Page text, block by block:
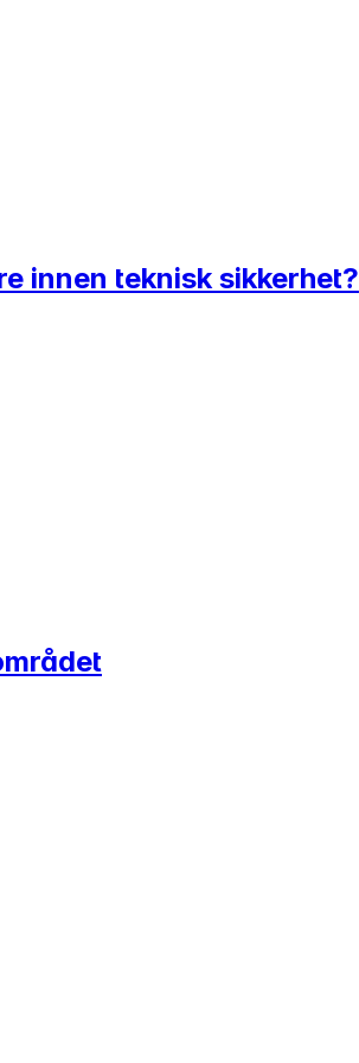
innen teknisk sikkerhet?